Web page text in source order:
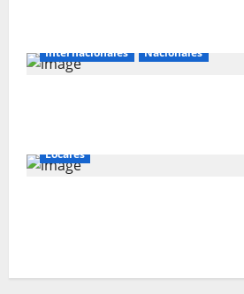
Internacionales Nacionales
Locales